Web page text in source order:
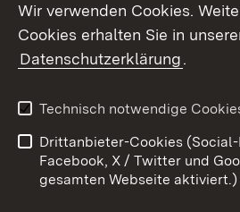
Kontakt
Impressum
Wir verwenden Cookies.
Cookies erhalten Sie in
Datenschutzerklärung.
Technisch notwendige
Drittanbieter-Cookies
Facebook, X / Twitter und
gesamten Webseite aktiviert.)